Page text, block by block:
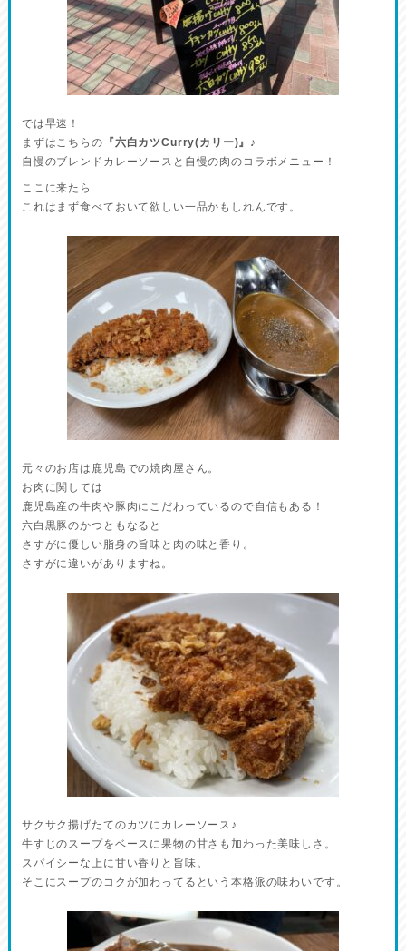
では早速！
まずはこちらの 『六白カツCurry(カリー)』 ♪
自慢のブレンドカレーソースと自慢の肉のコラボメニュー！
ここに来たら
これはまず食べておいて欲しい一品かもしれんです。
元々のお店は鹿児島での焼肉屋さん。
お肉に関しては
鹿児島産の牛肉や豚肉にこだわっているので自信もある！
六白黒豚のかつともなると
さすがに優しい脂身の旨味と肉の味と香り。
さすがに違いがありますね。
サクサク揚げたてのカツにカレーソース♪
牛すじのスープをベースに果物の甘さも加わった美味しさ。
スパイシーな上に甘い香りと旨味。
そこにスープのコクが加わってるという本格派の味わいです。